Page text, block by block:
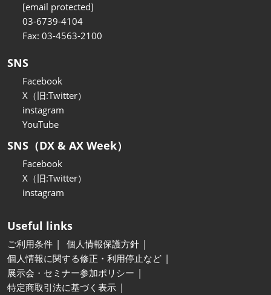
[email protected]
03-6739-4104
Fax: 03-4563-2100
SNS
Facebook
X（旧:Twitter）
instagram
YouTube
SNS（DX & AX Week）
Facebook
X（旧:Twitter）
instagram
Useful links
ご利用条件
個人情報保護方針
個人情報に関する修正・利用停止など
展示会・セミナー参加ポリシー
特定商取引法に基づく表示